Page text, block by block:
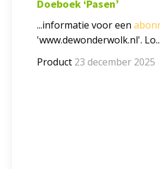
Doeboek ‘Pasen’
...informatie voor een
'www.dewonderwolk.nl'. Lo...
Product 23 december 2025